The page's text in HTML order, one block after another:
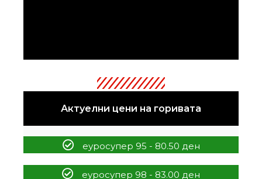
Актуелни цени на горивата
еуросупер 95 - 80.50 ден
еуросупер 98 - 83.00 ден